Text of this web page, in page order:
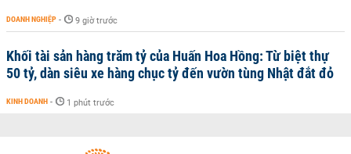
DOANH NGHIỆP - 9 giờ trước
Khối tài sản hàng trăm tỷ của Huấn Hoa Hồng: Từ biệt thự
50 tỷ, dàn siêu xe hàng chục tỷ đến vườn tùng Nhật đắt đỏ
KINH DOANH - 1 phút trước